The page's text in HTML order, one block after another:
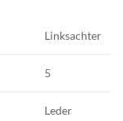
Linksachter
5
Leder